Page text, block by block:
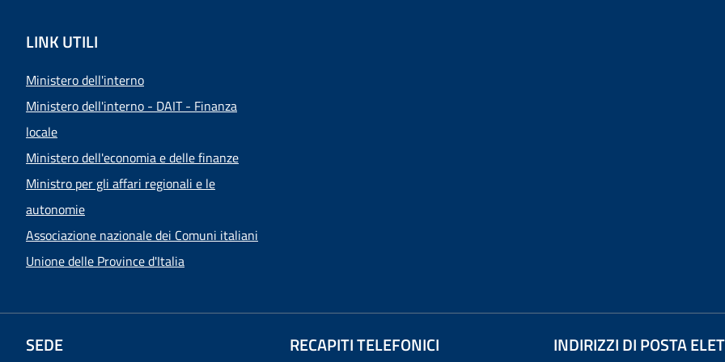
LINK UTILI
Ministero dell'interno
Ministero dell'interno - DAIT - Finanza
locale
Ministero dell'economia e delle finanze
Ministro per gli affari regionali e le
autonomie
Associazione nazionale dei Comuni italiani
Unione delle Province d'Italia
SEDE RECAPITI TELEFONICI INDIRIZZI DI POSTA